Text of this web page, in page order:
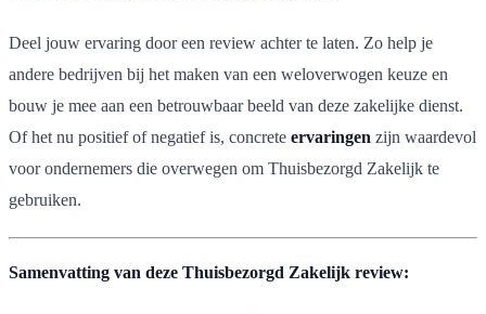
Deel jouw ervaring door een review achter te laten. Zo help je
andere bedrijven bij het maken van een weloverwogen keuze en
bouw je mee aan een betrouwbaar beeld van deze zakelijke dienst.
Of het nu positief of negatief is, concrete ervaringen zijn waardevol
voor ondernemers die overwegen om Thuisbezorgd Zakelijk te
gebruiken.
Samenvatting van deze Thuisbezorgd Zakelijk review: